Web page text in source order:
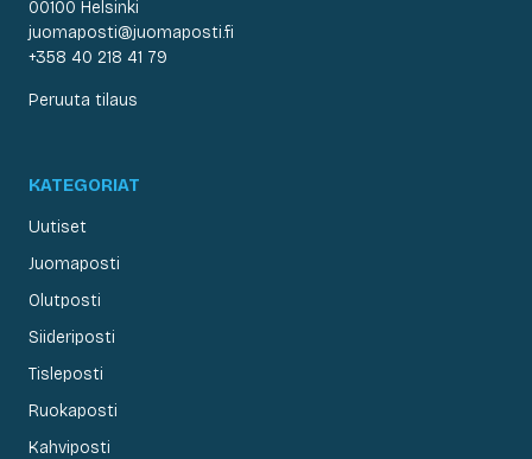
00100 Helsinki
juomaposti@juomaposti.fi
+358 40 218 41 79
Peruuta tilaus
KATEGORIAT
Uutiset
Juomaposti
Olutposti
Siideriposti
Tisleposti
Ruokaposti
Kahviposti